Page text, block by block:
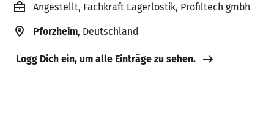
Angestellt, Fachkraft Lagerlostik, Profiltech gmbh
Pforzheim, Deutschland
Logg Dich ein, um alle Einträge zu sehen.